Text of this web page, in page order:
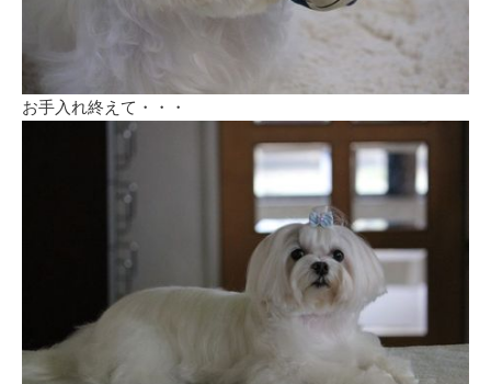
お手入れ終えて・・・